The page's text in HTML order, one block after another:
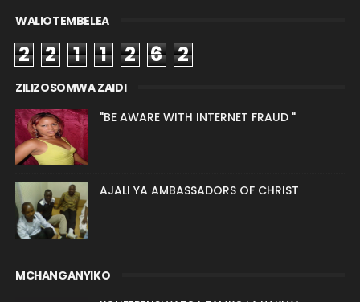
WALIOTEMBELEA
2 2 1 1 2 6 2
ZILIZOSOMWA ZAIDI
"BE AWARE WITH INTERNET FRAUD "
AJALI YA AMBASSADORS OF CHRIST
MCHANGANYIKO